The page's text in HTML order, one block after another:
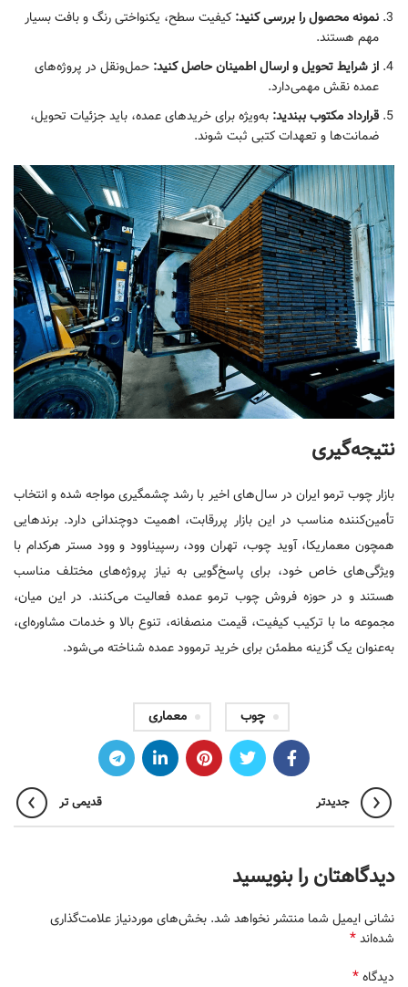
نمونه محصول را بررسی کنید: کیفیت سطح، یکنواختی رنگ و بافت بسیار
مهم هستند.
از شرایط تحویل و ارسال اطمینان حاصل کنید: حمل‌ونقل در پروژه‌های
عمده نقش مهمی‌دارد.
قرارداد مکتوب ببندید: به‌ویژه برای خریدهای عمده، باید جزئیات تحویل،
ضمانت‌ها و تعهدات کتبی ثبت شوند.
نتیجه‌گیری
بازار چوب ترمو ایران در سال‌های اخیر با رشد چشمگیری مواجه شده و انتخاب
تأمین‌کننده مناسب در این بازار پررقابت، اهمیت دوچندانی دارد. برندهایی
همچون معماریکا، آوید چوب، تهران وود، رسپیناوود و وود مستر هرکدام با
ویژگی‌های خاص خود، برای پاسخ‌گویی به نیاز پروژه‌های مختلف مناسب
هستند و در حوزه فروش چوب ترمو عمده فعالیت می‌کنند. در این میان،
مجموعه ما با ترکیب کیفیت، قیمت منصفانه، تنوع بالا و خدمات مشاوره‌ای،
به‌عنوان یک گزینه مطمئن‌ برای خرید ترموود عمده شناخته می‌شود.
چوب معماری
جدیدتر قدیمی تر
دیدگاهتان را بنویسید
نشانی ایمیل شما منتشر نخواهد شد. بخش‌های موردنیاز علامت‌گذاری
شده‌اند*
دیدگاه*